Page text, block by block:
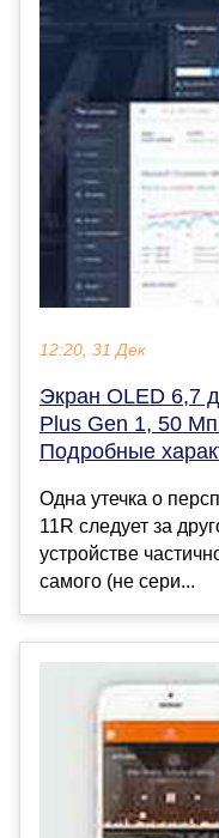
12:20, 31 Дек
Экран OLED 6,7
Plus Gen 1, 50
Подробные
Одна утечка о
11R следует за
устройстве
самого (не сери...